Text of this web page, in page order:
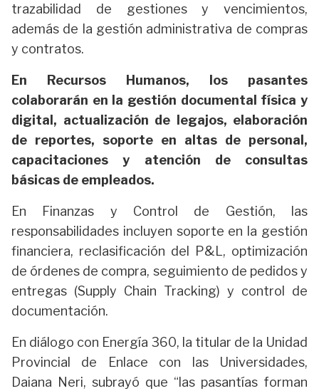
trazabilidad de gestiones y vencimientos,
además de la gestión administrativa de compras
y contratos.
En Recursos Humanos, los pasantes
colaborarán en la gestión documental física y
digital, actualización de legajos, elaboración
de reportes, soporte en altas de personal,
capacitaciones y atención de consultas
básicas de empleados.
En Finanzas y Control de Gestión, las
responsabilidades incluyen soporte en la gestión
financiera, reclasificación del P&L, optimización
de órdenes de compra, seguimiento de pedidos y
entregas (Supply Chain Tracking) y control de
documentación.
En diálogo con Energía 360, la titular de la Unidad
Provincial de Enlace con las Universidades,
Daiana Neri, subrayó que “las pasantías forman